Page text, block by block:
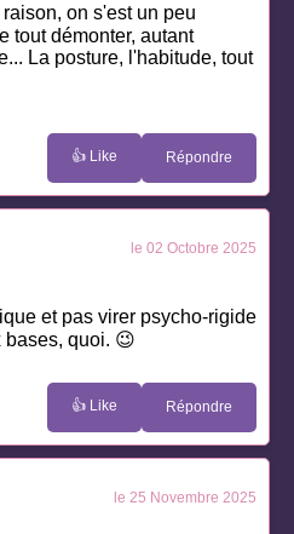
on s'est un peu
tout démonter, autant
La posture, l'habitude, tout
👍 Like Répondre
le 02 Octobre 2025
et pas virer psycho-rigide
bases, quoi. 😉
👍 Like Répondre
le 25 Novembre 2025